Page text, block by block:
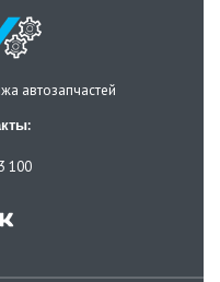
автозапчастей
100